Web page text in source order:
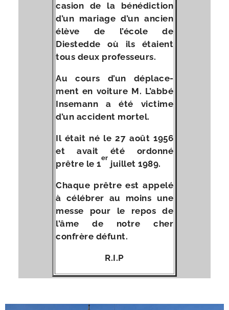
ca­sion de la béné­dic­tion
d’un mariage d’un ancien
élève de l’é­cole de
Diestedde où ils étaient
tous deux professeurs.
Au cours d’un dépla­ce­
ment en voi­ture M. L’abbé
Insemann a été vic­time
d’un acci­dent mortel.
Il était né le 27 août 1956
et avait été ordon­né
prêtre le 1
er
juillet 1989.
Chaque prêtre est appe­lé
à célé­brer au moins une
messe pour le repos de
l’âme de notre cher
confrère défunt.
R.I.P